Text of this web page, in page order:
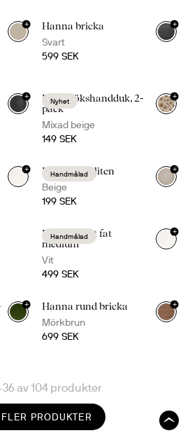
+
Hanna bricka
Svart
599 SEK
+
+
Nyhet
Edith kökshandduk, 2-
pack
Mixad beige
149 SEK
+
+
Handmålad
Dagny skål liten
Beige
199 SEK
+
Handmålad
Dagny djupt fat
medium
Vit
499 SEK
+
+
Hanna rund bricka
Mörkbrun
699 SEK
+
36 av 104 produkter
PRODUKTER